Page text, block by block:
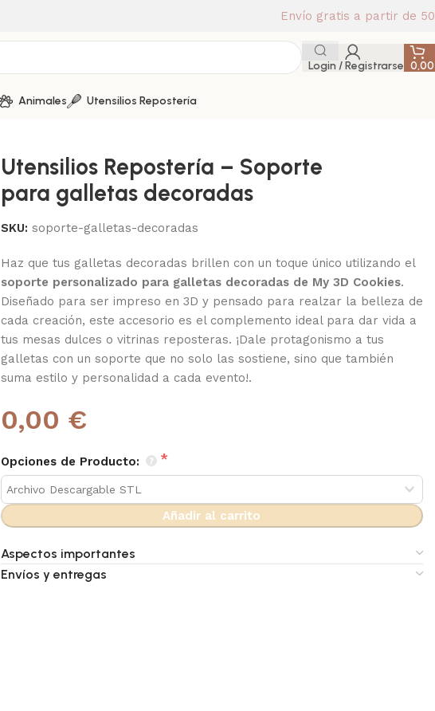
Envío gratis a partir de
Login / Registrarse
Animales Utensilios Repostería
Utensilios Repostería – Soporte
para galletas decoradas
SKU: soporte-galletas-decoradas
Haz que tus galletas decoradas brillen con un toque único utilizando el
soporte personalizado para galletas decoradas de My 3D Cookies.
Diseñado para ser impreso en 3D y pensado para realzar la belleza de
cada creación, este accesorio es el complemento ideal para dar vida a
tus mesas dulces o vitrinas reposteras. ¡Dale protagonismo a tus
galletas con un soporte que no solo las sostiene, sino que también
suma estilo y personalidad a cada evento!.
0,00 €
Opciones de Producto:
Añadir al carrito
Aspectos importantes
Envíos y entregas